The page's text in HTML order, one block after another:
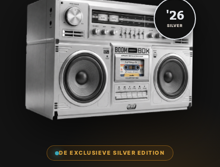
DE EXCLUSIEVE SILVER EDITION
'26
SILVER